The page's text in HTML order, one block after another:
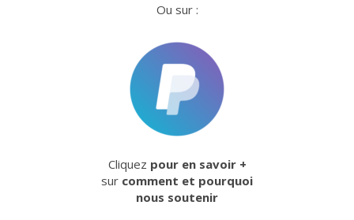
Ou sur :
Cliquez pour en savoir +
sur comment et pourquoi
nous soutenir